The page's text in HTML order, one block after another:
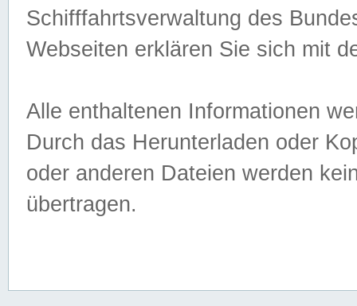
Schifffahrtsverwaltung des
Webseiten erklären Sie sich mit
Alle enthaltenen Informationen
Durch das Herunterladen oder
oder anderen Dateien werden
übertragen.